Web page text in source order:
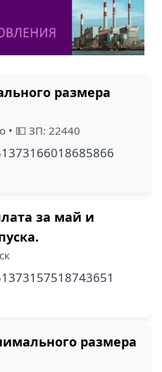
размера
• 💵 ЗП: 22440
за май и
размера